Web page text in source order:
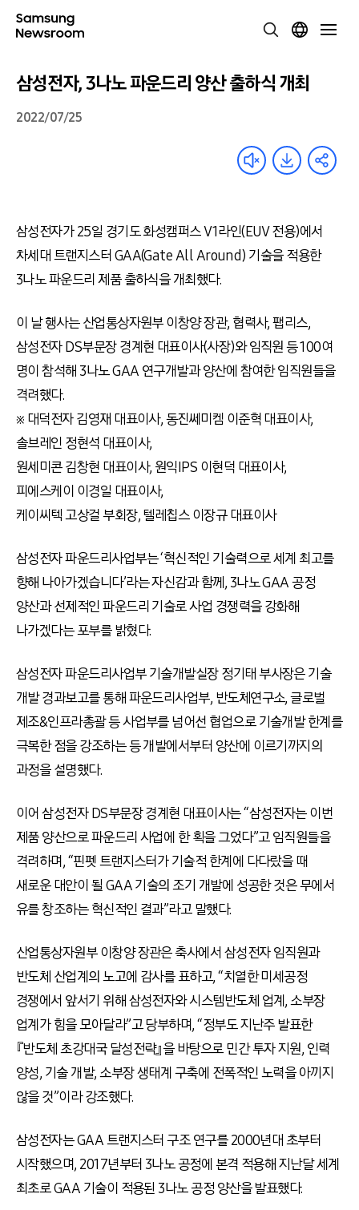
삼성전자, 3나노 파운드리 양산 출하식 개최
2022/07/25
삼성전자가 25일 경기도 화성캠퍼스 V1라인(EUV 전용)에서
차세대 트랜지스터 GAA(Gate All Around) 기술을 적용한
3나노 파운드리 제품 출하식을 개최했다.
이 날 행사는 산업통상자원부 이창양 장관, 협력사, 팹리스,
삼성전자 DS부문장 경계현 대표이사(사장)와 임직원 등 100여
명이 참석해 3나노 GAA 연구개발과 양산에 참여한 임직원들을
격려했다.
※ 대덕전자 김영재 대표이사, 동진쎄미켐 이준혁 대표이사,
솔브레인 정현석 대표이사,
원세미콘 김창현 대표이사, 원익IPS 이현덕 대표이사,
피에스케이 이경일 대표이사,
케이씨텍 고상걸 부회장, 텔레칩스 이장규 대표이사
삼성전자 파운드리사업부는 ‘혁신적인 기술력으로 세계 최고를
향해 나아가겠습니다’라는 자신감과 함께, 3나노 GAA 공정
양산과 선제적인 파운드리 기술로 사업 경쟁력을 강화해
나가겠다는 포부를 밝혔다.
삼성전자 파운드리사업부 기술개발실장 정기태 부사장은 기술
개발 경과보고를 통해 파운드리사업부, 반도체연구소, 글로벌
제조&인프라총괄 등 사업부를 넘어선 협업으로 기술개발 한계를
극복한 점을 강조하는 등 개발에서부터 양산에 이르기까지의
과정을 설명했다.
이어 삼성전자 DS부문장 경계현 대표이사는 “삼성전자는 이번
제품 양산으로 파운드리 사업에 한 획을 그었다”고 임직원들을
격려하며, “핀펫 트랜지스터가 기술적 한계에 다다랐을 때
새로운 대안이 될 GAA 기술의 조기 개발에 성공한 것은 무에서
유를 창조하는 혁신적인 결과”라고 말했다.
산업통상자원부 이창양 장관은 축사에서 삼성전자 임직원과
반도체 산업계의 노고에 감사를 표하고, “치열한 미세공정
경쟁에서 앞서기 위해 삼성전자와 시스템반도체 업계, 소부장
업계가 힘을 모아달라”고 당부하며, “정부도 지난주 발표한
『반도체 초강대국 달성전략』을 바탕으로 민간 투자 지원, 인력
양성, 기술 개발, 소부장 생태계 구축에 전폭적인 노력을 아끼지
않을 것”이라 강조했다.
삼성전자는 GAA 트랜지스터 구조 연구를 2000년대 초부터
시작했으며, 2017년부터 3나노 공정에 본격 적용해 지난달 세계
최초로 GAA 기술이 적용된 3나노 공정 양산을 발표했다.